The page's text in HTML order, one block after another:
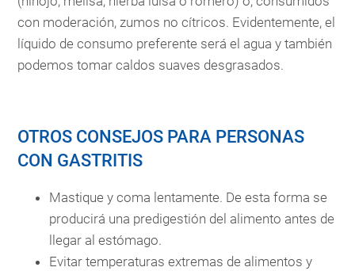
con moderación, zumos no cítricos. Evidentemente, el
líquido de consumo preferente será el agua y también
podemos tomar caldos suaves desgrasados.
OTROS CONSEJOS PARA PERSONAS
CON GASTRITIS
Mastique y coma lentamente. De esta forma se
producirá una predigestión del alimento antes de
llegar al estómago.
Evitar temperaturas extremas de alimentos y